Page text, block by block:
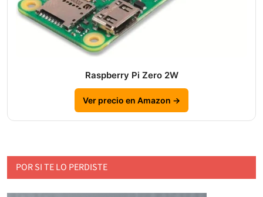
Raspberry Pi Zero 2W
Ver precio en Amazon →
POR SI TE LO PERDISTE